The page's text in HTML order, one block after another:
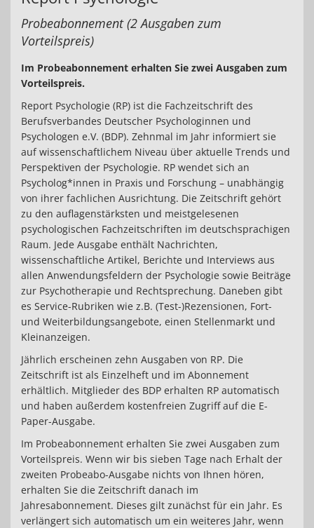
Probeabonnement (2 Ausgaben zum
Vorteilspreis)
Im Probeabonnement erhalten Sie zwei Ausgaben zum
Vorteilspreis.
Report Psychologie (RP) ist die Fachzeitschrift des
Berufsverbandes Deutscher Psychologinnen und
Psychologen e.V. (BDP). Zehnmal im Jahr informiert sie
auf wissenschaftlichem Niveau über aktuelle Trends und
Perspektiven der Psychologie. RP wendet sich an
Psycholog*innen in Praxis und Forschung – unabhängig
von ihrer fachlichen Ausrichtung. Die Zeitschrift gehört
zu den auflagenstärksten und meistgelesenen
psychologischen Fachzeitschriften im deutschsprachigen
Raum. Jede Ausgabe enthält Nachrichten,
wissenschaftliche Artikel, Berichte und Interviews aus
allen Anwendungsfeldern der Psychologie sowie Beiträge
zur Psychotherapie und Rechtsprechung. Daneben gibt
es Service-Rubriken wie z.B. (Test-)Rezensionen, Fort-
und Weiterbildungsangebote, einen Stellenmarkt und
Kleinanzeigen.
Jährlich erscheinen zehn Ausgaben von RP. Die
Zeitschrift ist als Einzelheft und im Abonnement
erhältlich. Mitglieder des BDP erhalten RP automatisch
und haben außerdem kostenfreien Zugriff auf die E-
Paper-Ausgabe.
Im Probeabonnement erhalten Sie zwei Ausgaben zum
Vorteilspreis. Wenn wir bis sieben Tage nach Erhalt der
zweiten Probeabo-Ausgabe nichts von Ihnen hören,
erhalten Sie die Zeitschrift danach im
Jahresabonnement. Dieses gilt zunächst für ein Jahr. Es
verlängert sich automatisch um ein weiteres Jahr, wenn